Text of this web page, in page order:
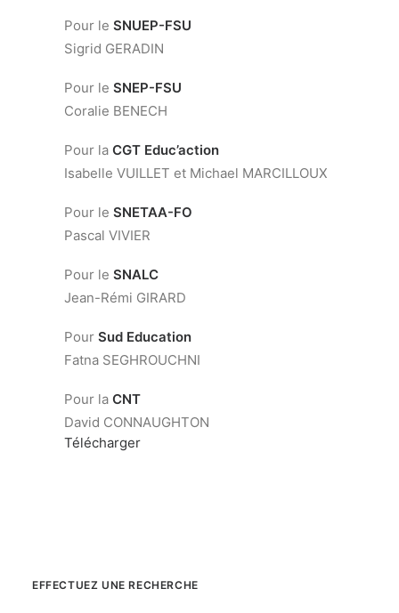
Pour le SNUEP-FSU
Sigrid GERADIN
Pour le SNEP-FSU
Coralie BENECH
Pour la CGT Educ’action
Isabelle VUILLET et Michael MARCILLOUX
Pour le SNETAA-FO
Pascal VIVIER
Pour le SNALC
Jean-Rémi GIRARD
Pour Sud Education
Fatna SEGHROUCHNI
Pour la CNT
David CONNAUGHTON
Télécharger
EFFECTUEZ UNE RECHERCHE